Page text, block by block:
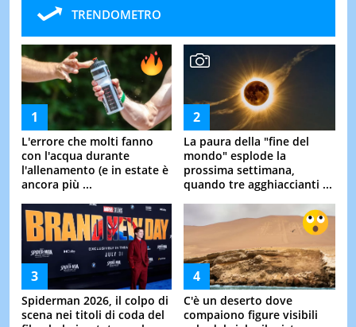
TRENDOMETRO
L'errore che molti fanno
con l'acqua durante
l'allenamento (e in estate è
ancora più ...
La paura della "fine del
mondo" esplode la
prossima settimana,
quando tre agghiaccianti ...
Spiderman 2026, il colpo di
scena nei titoli di coda del
C'è un deserto dove
compaiono figure visibili